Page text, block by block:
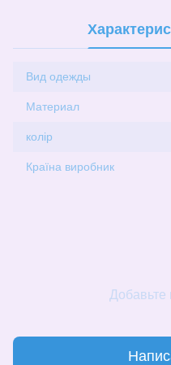
Вид одежды
Материал
колір
Країна виробник
Добавьте